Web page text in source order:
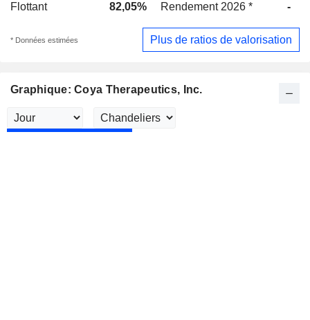
Flottant
82,05% Rendement 2026 * -
* Données estimées Plus de ratios de valorisation
Graphique: Coya Therapeutics, Inc.